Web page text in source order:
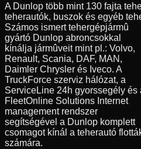
A Dunlop több mint 130 fajta
teherautók, buszok és egyéb
Számos ismert tehergépjármû
gyártó Dunlop abroncsokkal
kínálja jármûveit mint pl.: Volvo,
Renault, Scania, DAF, MAN,
Daimler Chrysler és Iveco. A
TruckForce szerviz hálózat, a
ServiceLine 24h gyorssegély és
FleetOnline Solutions Internet
management rendszer
segítségével a Dunlop komplett
csomagot kínál a teherautó
számára.